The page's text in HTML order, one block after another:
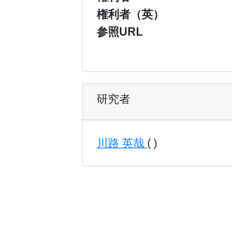
権利者（英）
参照URL
研究者
川路 英哉 ( )